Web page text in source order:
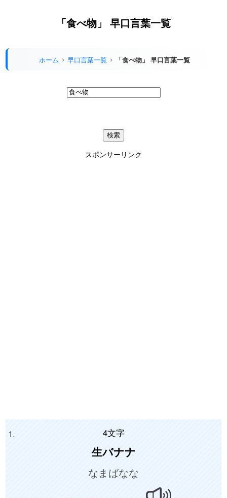
「食べ物」 早口言葉一覧
ホーム 早口言葉一覧 「食べ物」 早口言葉一覧
スポンサーリンク
4文字
生バナナ
なまばなな